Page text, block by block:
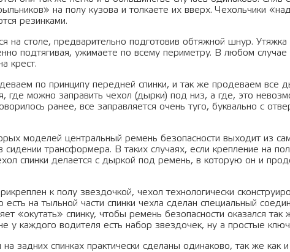
на полу кузова и толкаете их вверх. Чехольчики
резинками.
на столе, предварительно подготовив обтяжной шнур.
подтягивая, ужимаете по всему периметру. В любом
крест.
по принципу передней спинки, и так же продеваем все
где можно заправить чехол (дырки) под низ, а где, это
ранее, все заправляется очень туго, буквально с
моделей центральный ремень безопасности выходит из
сидении трансформера. В таких случаях, если крепление на
спинки делается с дыркой под ремень, в которую он и
к полу звездочкой, чехол технологически
есть на тыльной части спинки чехла сделан специальный
«окутать» спинку, чтобы ремень безопасности оказался
у каждого водителя есть набор звездочек, ну а простые
на задних спинках практически сделаны одинаково, так же как